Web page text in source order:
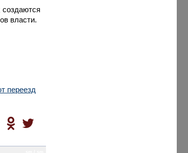
создаются
власти.
переезд